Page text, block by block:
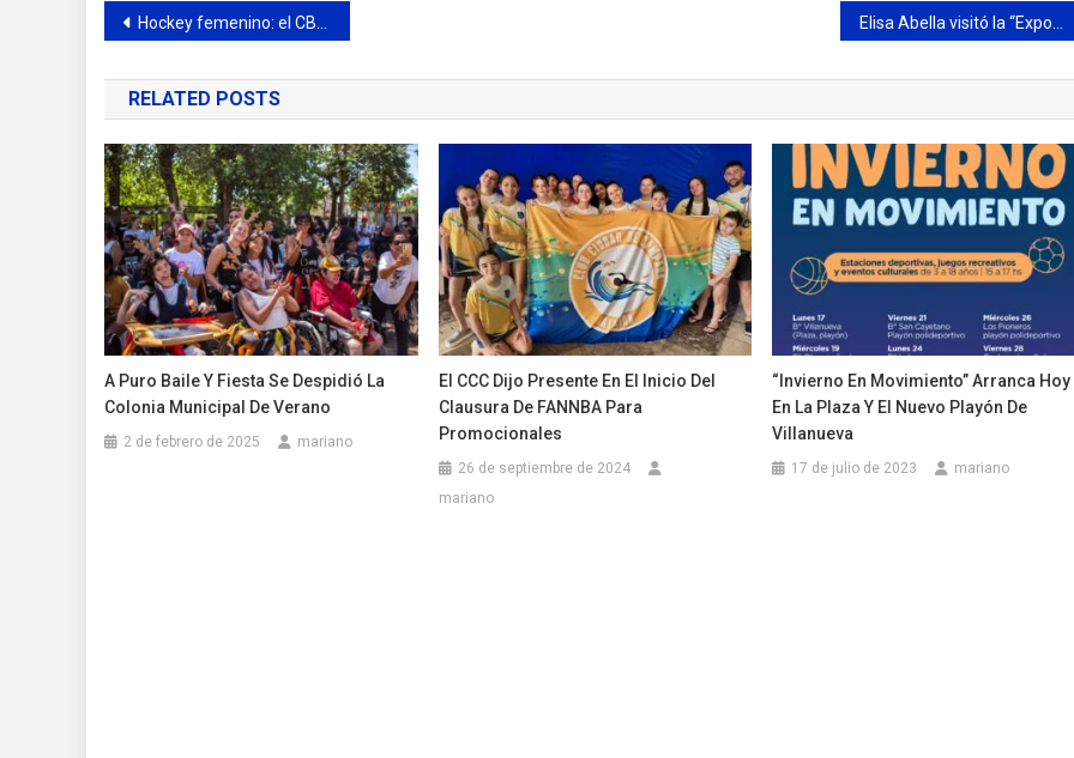
Navegación
de
entradas
Hockey femenino: el CBC logró el ascenso
RELATED POSTS
A Puro Baile Y Fiesta Se Despidió La
Colonia Municipal De Verano
2 de febrero de 2025 mariano
El CCC Dijo Presente En El Inicio Del
Clausura De FANNBA Para
Promocionales
26 de septiembre de 2024
mariano
“Invierno En Movimiento” Arranca Hoy
En La Plaza Y El Nuevo Playón De
Villanueva
17 de julio de 2023 mariano